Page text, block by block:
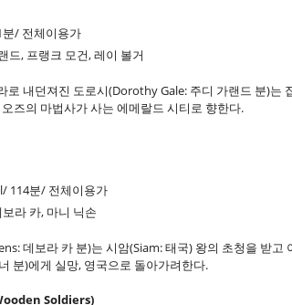
/ 전체이용가
드, 프랭크 모건, 레이 볼거
로 내던져진 도로시(Dorothy Gale: 주디 가랜드 분)
즈의 마법사가 사는 에메랄드 시티로 향한다.
114분/ 전체이용가
라 카, 마니 닉손
데보라 카 분)는 시암(Siam: 태국) 왕의 초청을 받
분)에게 실망, 영국으로 돌아가려한다.
Soldiers)